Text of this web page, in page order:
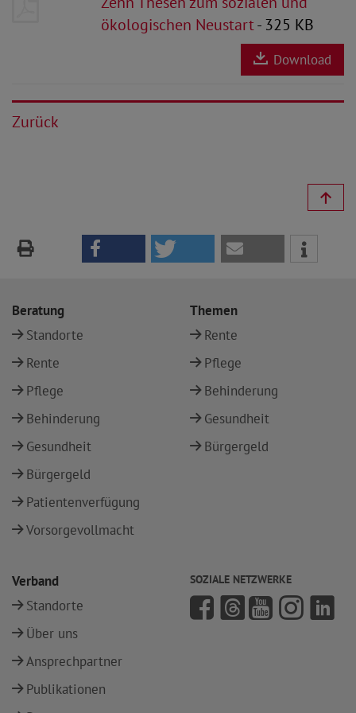
ökologischen Neustart- 325 KB
Download
Zurück
Beratung
Standorte
Rente
Pflege
Behinderung
Gesundheit
Bürgergeld
Patientenverfügung
Vorsorgevollmacht
Themen
Rente
Pflege
Behinderung
Gesundheit
Bürgergeld
Verband
Standorte
Über uns
Ansprechpartner
Publikationen
SOZIALE NETZWERKE